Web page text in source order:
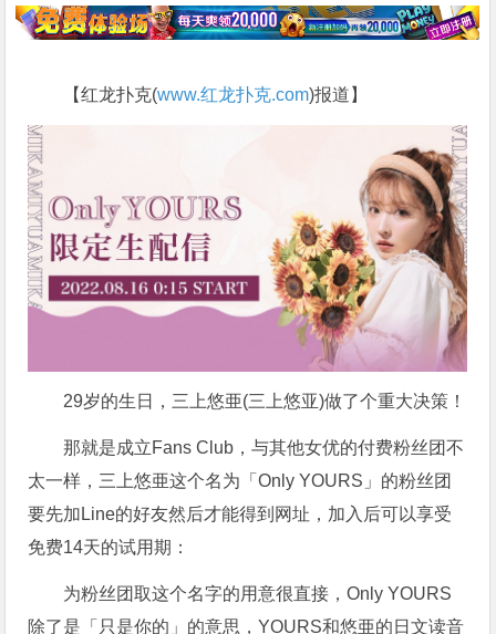
【红龙扑克(www.红龙扑克.com)报道】
29岁的生日， 三上悠亜(三上悠亚)做了个重大决策！
那就是成立Fans Club，与其他女优的付费粉丝团不
太一样， 三上悠亜这个名为「Only YOURS」的粉丝团
要先加Line的好友然后才能得到网址，加入后可以享受
免费14天的试用期：
为粉丝团取这个名字的用意很直接，Only YOURS
除了是「只是你的」的意思，YOURS和悠亜的日文读音